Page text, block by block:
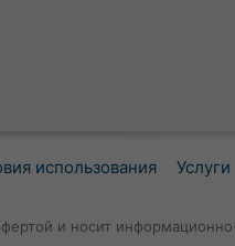
использования Услуги
и носит